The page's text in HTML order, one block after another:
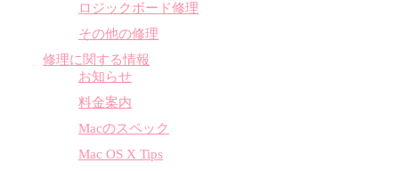
ロジックボード修理
その他の修理
修理に関する情報
お知らせ
料金案内
Macのスペック
Mac OS X Tips